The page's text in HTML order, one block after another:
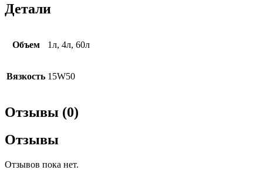
Детали
Объем 1л, 4л, 60л
Вязкость 15W50
Отзывы (0)
Отзывы
Отзывов пока нет.